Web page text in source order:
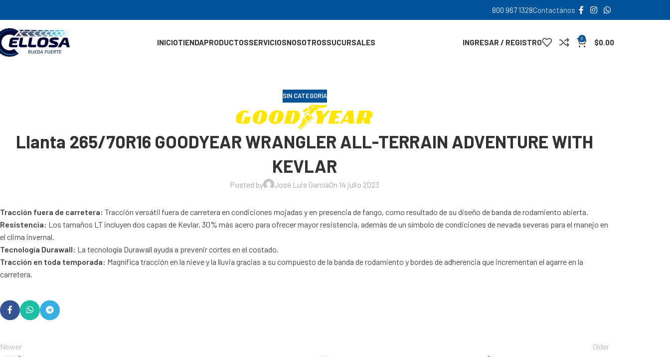
800 967 1328Contactános
INICIOTIENDAPRODUCTOSSERVICIOSNOSOTROSSUCURSALES INGRESAR / REGISTRO 0 $0.00
SIN CATEGORÍA
Llanta 265/70R16 GOODYEAR WRANGLER ALL-TERRAIN ADVENTURE WITH
KEVLAR
Posted by José Luis GarcíaOn 14 julio 2023
Tracción fuera de carretera: Tracción versátil fuera de carretera en condiciones mojadas y en presencia de fango, como resultado de su diseño de banda de rodamiento abierta.
Resistencia: Los tamaños LT incluyen dos capas de Kevlar, 30% más acero para ofrecer mayor resistencia, además de un símbolo de condiciones de nevada severas para el manejo en
el clima invernal.
Tecnología Durawall: La tecnología Durawall ayuda a prevenir cortes en el costado.
Tracción en toda temporada: Magnífica tracción en la nieve y la lluvia gracias a su compuesto de la banda de rodamiento y bordes de adherencia que incrementan el agarre en la
carretera.
Newer Older